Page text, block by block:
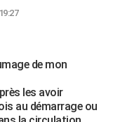
de mon
les avoir
au démarrage ou